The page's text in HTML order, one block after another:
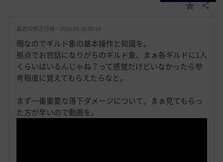
お
り
共有する
最近の修正日時 : 2026.03.26 00:24
暇なのでギルド象の基本操作と知識を。
拠点でお世話になりがちのギルド象、まぁ各ギルドに1人
くらいはいるんじゃね？って感覚だけどいなかったら参
考程度に覚えてもらえたらなと。
まず一番重要な落下ダメージについて。まぁ見てもらっ
た方が早いので動画を。